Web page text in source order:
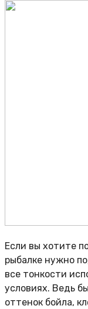
Если вы хотите
рыбалке нужно
все тонкости
условиях. Ведь
оттенок бойла,